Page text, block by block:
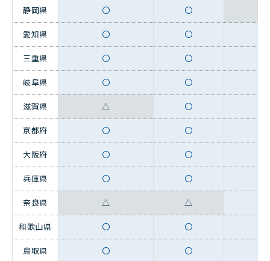
静岡県 〇 〇
愛知県 〇 〇
三重県 〇 〇
岐阜県 〇 〇
滋賀県 △ 〇
京都府 〇 〇
大阪府 〇 〇
兵庫県 〇 〇
奈良県 △ △
和歌山県 〇 〇
鳥取県 〇 〇